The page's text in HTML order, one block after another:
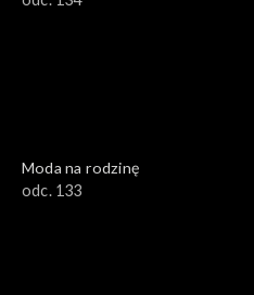
Moda na rodzinę
odc. 133